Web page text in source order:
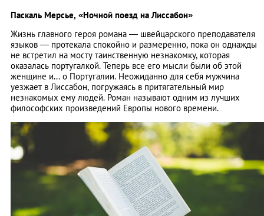
Паскаль Мерсье, «Ночной поезд на Лиссабон»
Жизнь главного героя романа — швейцарского преподавателя
языков — протекала спокойно и размеренно, пока он однажды
не встретил на мосту таинственную незнакомку, которая
оказалась португалкой. Теперь все его мысли были об этой
женщине и... о Португалии. Неожиданно для себя мужчина
уезжает в Лиссабон, погружаясь в притягательный мир
незнакомых ему людей. Роман называют одним из лучших
философских произведений Европы нового времени.